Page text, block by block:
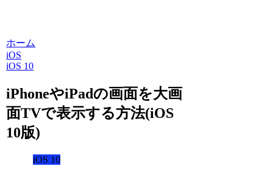
ホーム
iOS
iOS 10
iPhoneやiPadの画面を大画
面TVで表示する方法(iOS
10版)
iOS 10